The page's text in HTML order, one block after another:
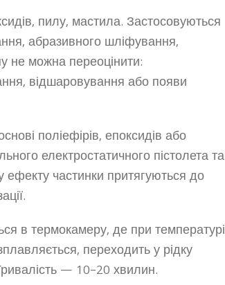
пилу, мастила. Застосовуються
абразивного шліфування,
не можна переоцінити:
відшаровування або появи
поліефірів, епоксидів або
електростатичного пістолета та
ефекту частинки притягуються до
в термокамеру, де при температурі
переходить у рідку
— 10–20 хвилин.